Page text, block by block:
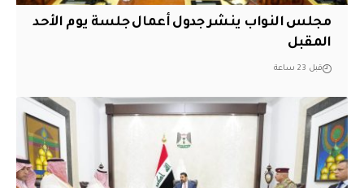
مجلس النواب ينشر جدول أعمال جلسة يوم الأحد
المقبل
قبل 23 ساعة